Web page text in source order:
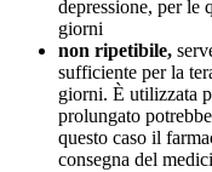
depressione, per le
giorni
non ripetibile,
sufficiente per la
giorni. È utilizzata
prolungato
questo caso il
consegna del